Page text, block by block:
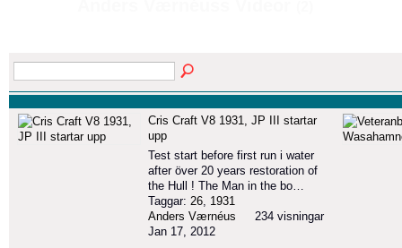
Cris Craft V8 1931, JP III startar
upp
Test start before first run i water
after över 20 years restoration of
the Hull ! The Man in the bo…
Taggar: 26 1931
Anders Værnéus
Jan 17, 2012
234 visningar